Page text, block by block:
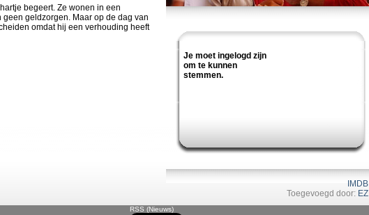
Je moet ingelogd zijn
om te kunnen
stemmen.
IMDB
Toegevoegd door: EZ
begeert. Ze wonen in een
geldzorgen. Maar op de dag van
omdat hij een verhouding heeft
RSS (Nieuws)